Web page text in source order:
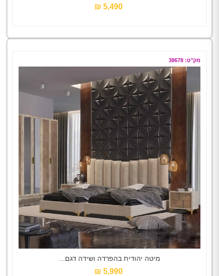
5,490 ₪‎
מק"ט: 38678
מיטה יהודית בהפרדה ושידה דגם...
5,990 ₪‎